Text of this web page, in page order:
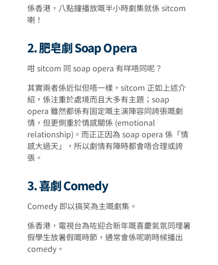
係香港，八點鐘播放嘅半小時劇集就係 sitcom
喇！
2. 肥皂劇 Soap Opera
咁 sitcom 同 soap opera 有咩唔同呢？
其實兩者係近似但唔一樣，sitcom 正如上述介
紹，係注重於處境而且大多有主題；soap
opera 雖然都係有固定嘅主演陣容同誇張嘅劇
情，但更側重於情感關係 (emotional
relationship)。而正正因為 soap opera 係「情
感大過天」，所以劇情有陣時都會唔合理或誇
張。
3. 喜劇 Comedy
Comedy 即以搞笑為主嘅劇集。
係香港，電視台為咗迎合新年嘅喜慶氣氛同埋暑
假學生放暑假嘅時節，通常會係呢啲時候播出
comedy。